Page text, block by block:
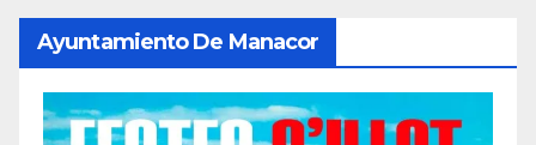
Ayuntamiento De Manacor